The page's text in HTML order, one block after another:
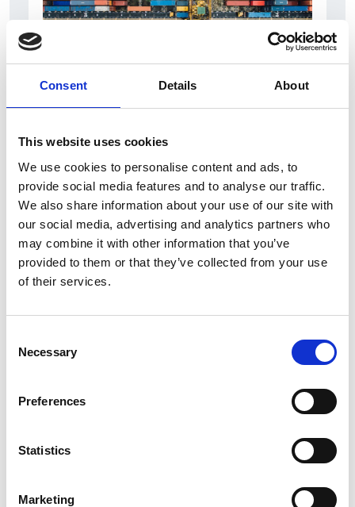
Consent Details About
This website uses cookies
We use cookies to personalise content and ads, to
provide social media features and to analyse our traffic.
We also share information about your use of our site with
our social media, advertising and analytics partners who
may combine it with other information that you’ve
provided to them or that they’ve collected from your use
of their services.
Selection
Necessary
Preferences
Statistics
Marketing
L’interscambio Italia – Repubblica ha superato
nel primo semestre i dieci miliardi di euro
Interviste
Overview Economica
Repubblica Ceca
Accelera la ripresa dell’industria nel corso del